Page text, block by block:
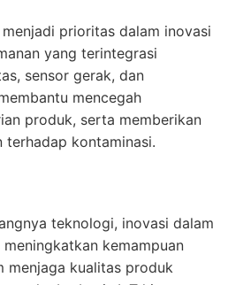
prioritas dalam inovasi
yang terintegrasi
sensor gerak, dan
mencegah
produk, serta memberikan
terhadap kontaminasi.
teknologi, inovasi dalam
kemampuan
menjaga kualitas produk